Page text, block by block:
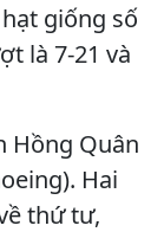
giống số
là 7-21 và
Hồng Quân
Hai
thứ tư,